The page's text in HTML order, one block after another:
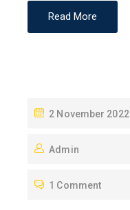
Read More
P
S
E
2 November 2022
Admin
1 Comment